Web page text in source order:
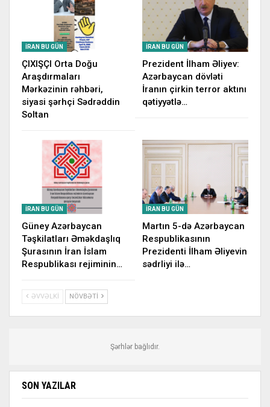
İRAN BU GÜN
ÇIXIŞÇI Orta Doğu
Araşdırmaları
Mərkəzinin rəhbəri,
siyasi şərhçi Sədrəddin
Soltan
İRAN BU GÜN
Prezident İlham Əliyev:
Azərbaycan dövləti
İranın çirkin terror aktını
qətiyyətlə…
İRAN BU GÜN
Güney Azərbaycan
Təşkilatları Əməkdaşlıq
Şurasının İran İslam
Respublikası rejiminin…
İRAN BU GÜN
Martın 5-də Azərbaycan
Respublikasının
Prezidenti İlham Əliyevin
sədrliyi ilə…
ƏVVƏLKI NÖVBƏTI
Şərhlər bağlıdır.
SON YAZILAR